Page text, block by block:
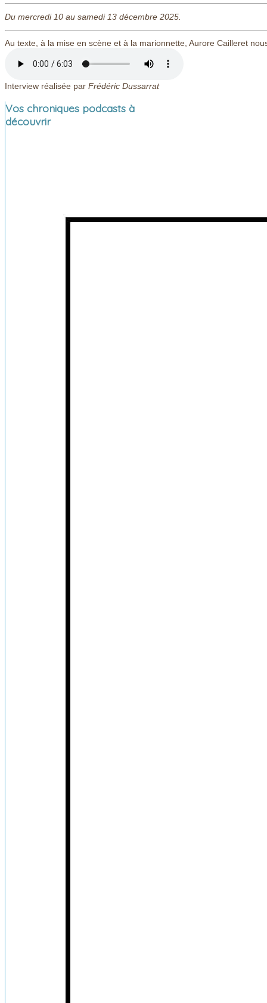
Du mercredi 10 au samedi 13 décembre 2025.
Au texte, à la mise en scène et à la marionnette, Aurore Cailleret
Interview réalisée par Frédéric Dussarrat
Vos chroniques podcasts à
découvrir